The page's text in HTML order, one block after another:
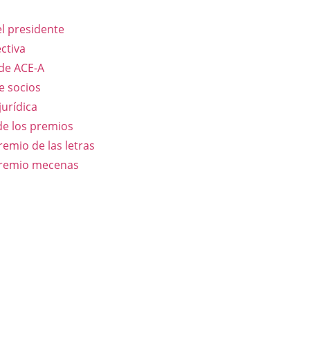
presidente
ACE-A
socios
los premios
de las letras
mecenas